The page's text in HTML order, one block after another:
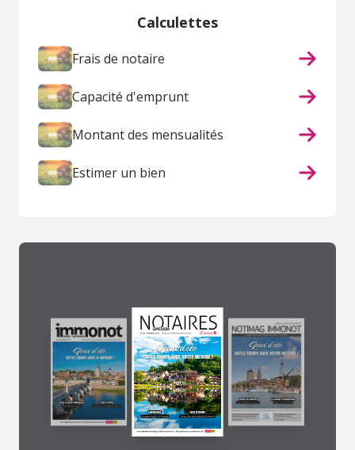
Calculettes
Frais de notaire
Capacité d'emprunt
Montant des mensualités
Estimer un bien